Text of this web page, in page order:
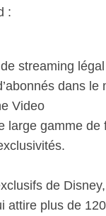
:
streaming
dans le
Video
large gamme de
de
attire plus de